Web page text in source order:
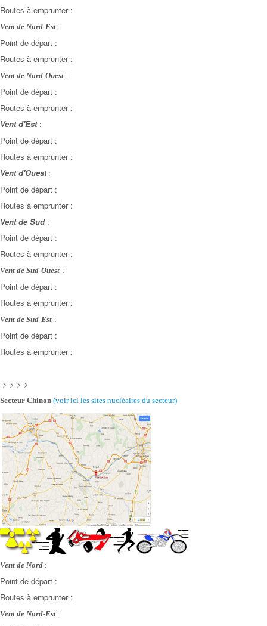
Routes à emprunter :
Vent de Nord-Est :
Point de départ :
Routes à emprunter :
Vent de Nord-Ouest :
Point de départ :
Routes à emprunter :
Vent d'Est :
Point de départ :
Routes à emprunter :
Vent d'Ouest:
Point de départ :
Routes à emprunter :
Vent de Sud:
Point de départ :
Routes à emprunter :
Vent de Sud-Ouest :
Point de départ :
Routes à emprunter :
Vent de Sud-Est :
Point de départ :
Routes à emprunter :
->->->->
Secteur Chinon (voir ici les sites nucléaires du secteur)
Vent de Nord :
Point de départ :
Routes à emprunter :
Vent de Nord-Est :